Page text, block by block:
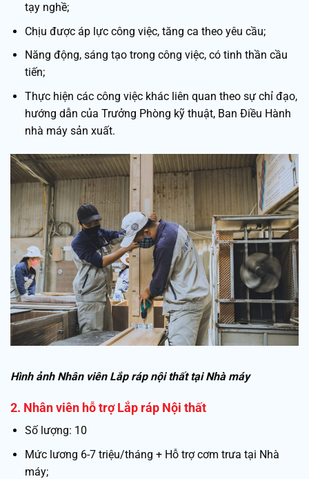
tạy nghề;
Chịu được áp lực công việc, tăng ca theo yêu cầu;
Năng động, sáng tạo trong công việc, có tinh thần cầu
tiến;
Thực hiện các công việc khác liên quan theo sự chỉ đạo,
hướng dẫn của Trưởng Phòng kỹ thuật, Ban Điều Hành
nhà máy sản xuất.
Hình ảnh Nhân viên Lắp ráp nội thất tại Nhà máy
2. Nhân viên hỗ trợ Lắp ráp Nội thất
Số lượng: 10
Mức lương 6-7 triệu/tháng + Hỗ trợ cơm trưa tại Nhà
máy;